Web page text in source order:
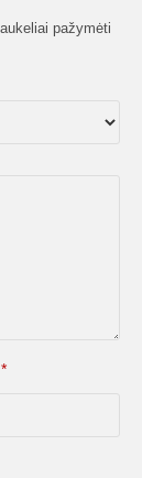
pažymėti
*